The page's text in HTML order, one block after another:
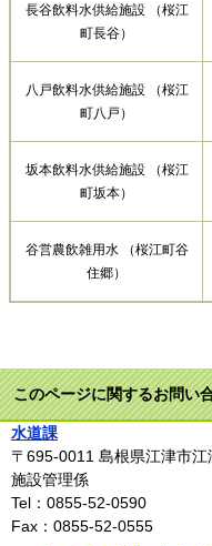
長谷飲料水供給施設 （桜江
町長谷）
八戸飲料水供給施設 （桜江
町八戸）
坂本飲料水供給施設 （桜江
町坂本）
谷営農飲雑用水 （桜江町谷
住郷）
このページに関するお問い
水道課
〒695-0011 島根県江津市
施設管理係
Tel：0855-52-0590
Fax：0855-52-0555